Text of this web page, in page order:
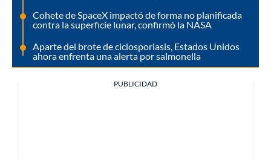
Cohete de SpaceX impactó de forma no planificada
contra la superficie lunar, confirmó la NASA
Aparte del brote de ciclosporiasis, Estados Unidos
ahora enfrenta una alerta por salmonella
PUBLICIDAD